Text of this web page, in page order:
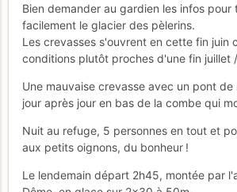
Bien demander au gardien les infos pour
facilement le glacier des pèlerins.
Les crevasses s'ouvrent en cette fin juin
conditions plutôt proches d'une fin juillet
Une mauvaise crevasse avec un pont
jour après jour en bas de la combe qui
Nuit au refuge, 5 personnes en tout et
aux petits oignons, du bonheur !
Le lendemain départ 2h45, montée par